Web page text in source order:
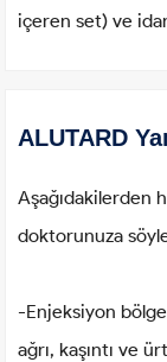
içeren set) ve
ALUTARD
Aşağıdakilerden
doktorunuza
-Enjeksiyon
ağrı, kaşıntı ve